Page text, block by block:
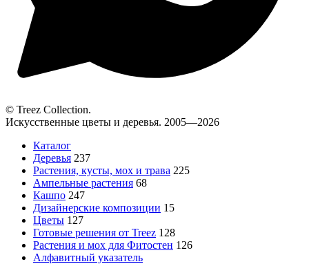
© Treez Collection.
Искусственные цветы и деревья. 2005—2026
Каталог
Деревья 237
Растения, кусты, мох и трава 225
Ампельные растения 68
Кашпо 247
Дизайнерские композиции 15
Цветы 127
Готовые решения от Treez 128
Растения и мох для Фитостен 126
Алфавитный указатель